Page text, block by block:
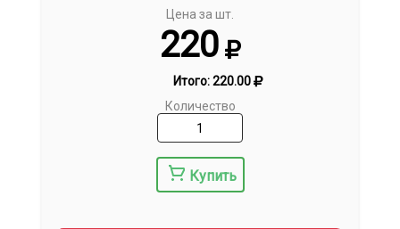
Цена за шт.
220
Итого:220.00
Количество
Купить